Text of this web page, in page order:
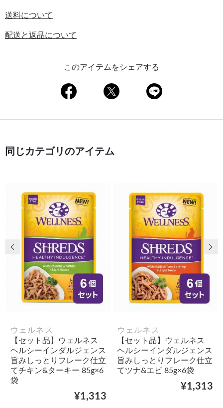
送料について
配送と返品について
このアイテムをシェアする
同じカテゴリのアイテム
ウェルネス
【セット品】ウェルネス
ヘルシーインダルジェンス
旨みしっとりフレーク仕立
てチキン&ターキー 85g×6
袋
¥1,313
ウェルネス
【セット品】ウェルネス
ヘルシーインダルジェンス
旨みしっとりフレーク仕立
てツナ&エビ 85g×6袋
¥1,313
前の画像 次